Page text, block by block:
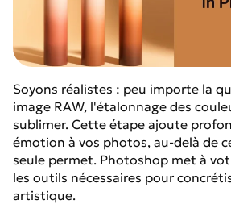
Soyons réalistes : peu importe la
image RAW, l'étalonnage des
sublimer. Cette étape ajoute
émotion à vos photos, au-delà de
seule permet. Photoshop met à
les outils nécessaires pour
artistique.